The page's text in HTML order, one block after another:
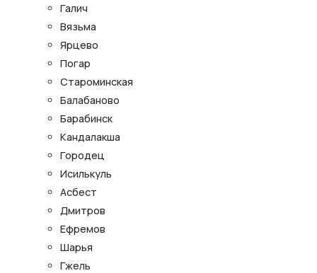
Галич
Вязьма
Ярцево
Погар
Староминская
Балабаново
Барабинск
Кандалакша
Городец
Исилькуль
Асбест
Дмитров
Ефремов
Шарья
Гжель